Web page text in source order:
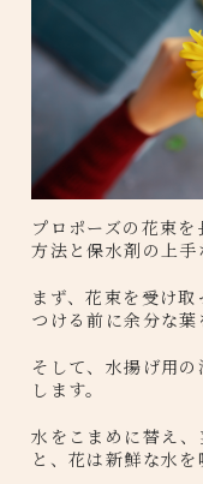
プロポーズの花束
方法と保水剤の上手
まず、花束を受け
つける前に余分な葉
そして、水揚げ用
します。
水をこまめに替え
と、花は新鮮な水を